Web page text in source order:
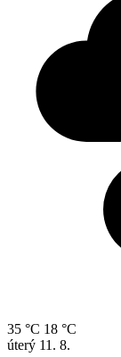
35 °C 18 °C
úterý 11. 8.